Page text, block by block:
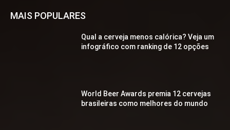
MAIS POPULARES
Qual a cerveja menos calórica? Veja um
infográfico com ranking de 12 opções
World Beer Awards premia 12 cervejas
brasileiras como melhores do mundo